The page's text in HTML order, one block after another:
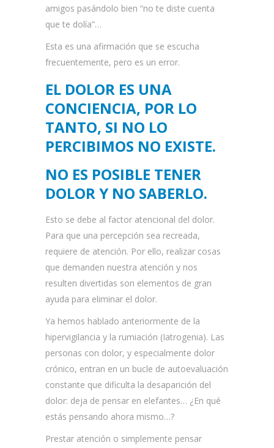
amigos pasándolo bien “no te diste cuenta
que te dolía”…
Esta es una afirmación que se escucha
frecuentemente, pero es un error.
EL DOLOR ES UNA
CONCIENCIA, POR LO
TANTO, SI NO LO
PERCIBIMOS NO EXISTE.
NO ES POSIBLE TENER
DOLOR Y NO SABERLO.
Esto se debe al factor atencional del dolor.
Para que una percepción sea recreada,
requiere de atención. Por ello, realizar cosas
que demanden nuestra atención y nos
resulten divertidas son elementos de gran
ayuda para eliminar el dolor.
Ya hemos hablado anteriormente de la
hipervigilancia y la rumiación (Iatrogenia). Las
personas con dolor, y especialmente dolor
crónico, entran en un bucle de autoevaluación
constante que dificulta la desaparición del
dolor: deja de pensar en elefantes… ¿En qué
estás pensando ahora mismo…?
Prestar atención o simplemente pensar